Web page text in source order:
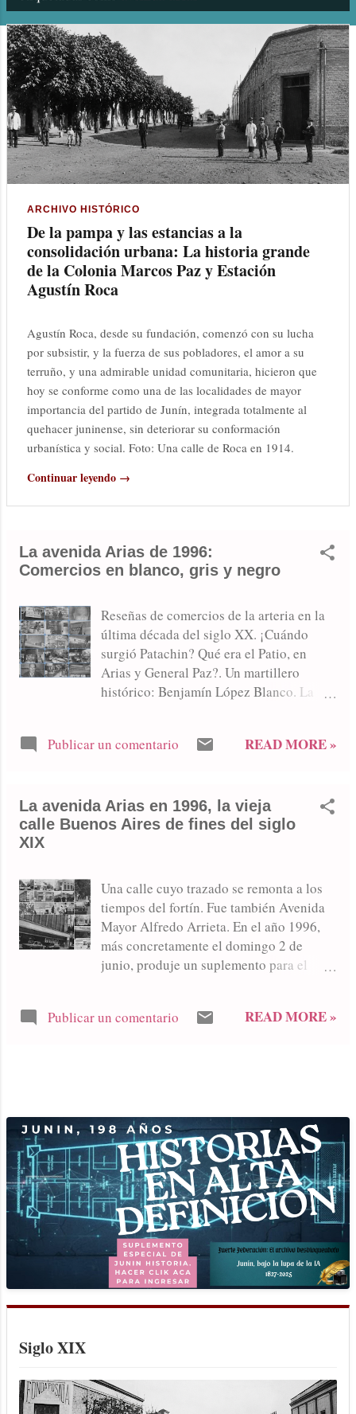
n
t
r
a
d
a
ARCHIVO HISTÓRICO
De la pampa y las estancias a la
consolidación urbana: La historia grande
de la Colonia Marcos Paz y Estación
Agustín Roca
Agustín Roca, desde su fundación, comenzó con su lucha
por subsistir, y la fuerza de sus pobladores, el amor a su
terruño, y una admirable unidad comunitaria, hicieron que
hoy se conforme como una de las localidades de mayor
importancia del partido de Junín, integrada totalmente al
quehacer juninense, sin deteriorar su conformación
urbanística y social. Foto: Una calle de Roca en 1914.
Continuar leyendo →
La avenida Arias de 1996:
Comercios en blanco, gris y negro
Reseñas de comercios de la arteria en la
última década del siglo XX. ¡Cuándo
surgió Patachin? Qué era el Patio, en
Arias y General Paz?. Un martillero
histórico: Benjamín López Blanco. La
Tienda Santa Teresita. Breves reseñas.
Publicar un comentario READ MORE »
La avenida Arias en 1996, la vieja
calle Buenos Aires de fines del siglo
XIX
Una calle cuyo trazado se remonta a los
tiempos del fortín. Fue también Avenida
Mayor Alfredo Arrieta. En el año 1996,
más concretamente el domingo 2 de
junio, produje un suplemento para el
Movimiento comercial. Evolución de la
que a la mayoría de los habitantes de
otras grandes ciudades del país, ni hablar
de Capital Federal. El hecho de circular
diariamente por nuestras calles y veredas,
apresurados, preocupados y hasta casi
"halando solos" por el cúmulo de
ocupaciones y pensamientos que nos
carga esta vida moderna de fin de siglo,
provoca que no reparemos en las
características de nuestra ciudad,
principalmente en arterias como las que
Publicar un comentario READ MORE »
Siglo XIX